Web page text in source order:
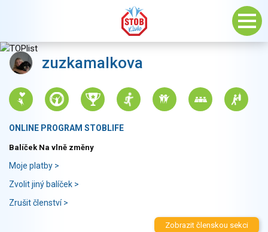
zuzkamalkova
ONLINE PROGRAM STOBLIFE
Balíček Na vlně změny
Moje platby >
Zvolit jiný balíček >
Zrušit členství >
Zobrazit členskou sekci